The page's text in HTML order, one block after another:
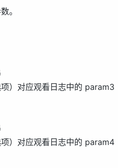
。
）对应观看日志中的 param3
）对应观看日志中的 param4